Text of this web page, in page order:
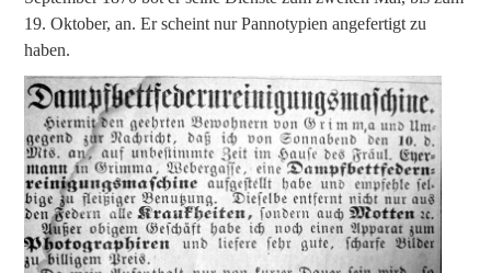
19. Oktober, an. Er scheint nur Pannotypien angefertigt zu
haben.